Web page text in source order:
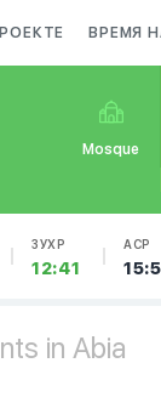
ВРЕМЯ
Mosque
ЗУХР
12:41
АСР
in Abia